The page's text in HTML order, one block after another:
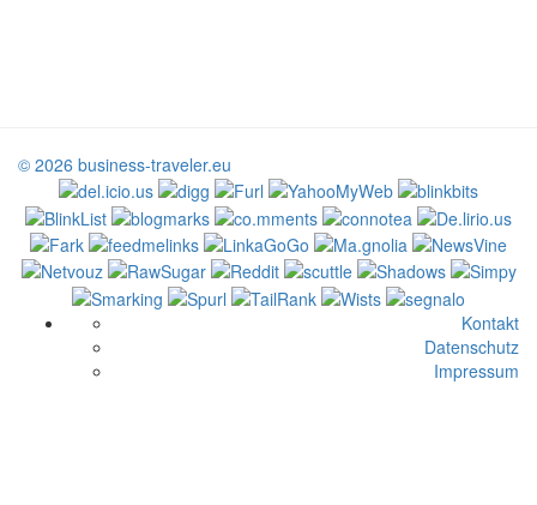
© 2026 business-traveler.eu
Kontakt
Datenschutz
Impressum